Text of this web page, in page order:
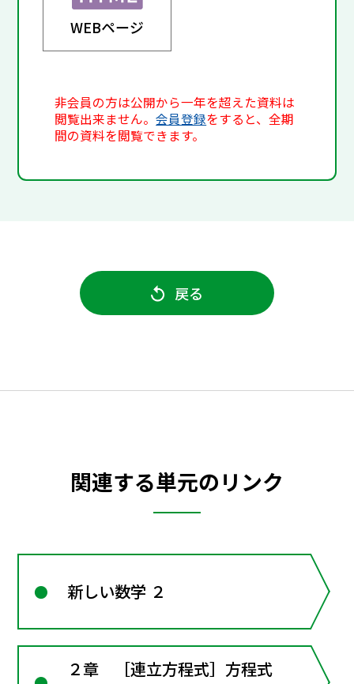
WEBページ
非会員の方は公開から一年を超えた資料は
閲覧出来ません。会員登録をすると、全期
間の資料を閲覧できます。
戻る
関連する単元のリンク
新しい数学 ２
２章 ［連立方程式］方程式